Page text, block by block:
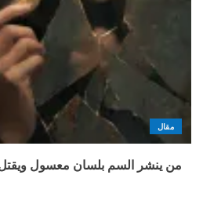
مقال
من ينشر السم بلسان معسول ويقتل